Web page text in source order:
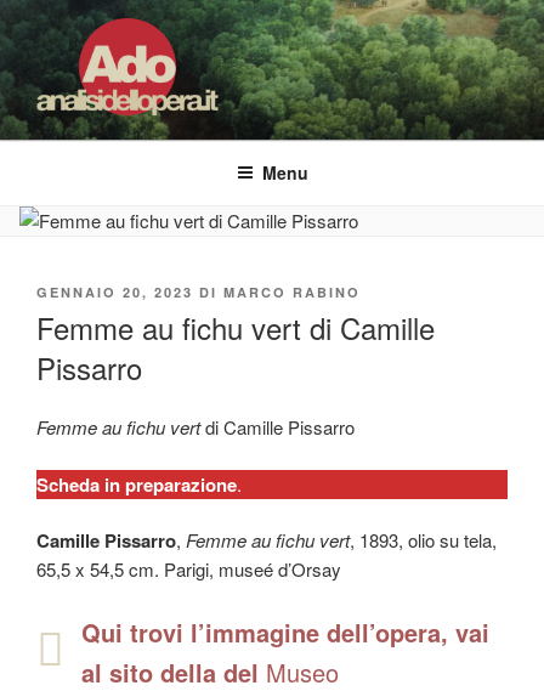
Salta
al
contenuto
ADO ANALISI DELL'OPERA
Osservare le opere d'arte per capirle e imparare ad amarle
Menu
PUBBLICATO
GENNAIO 20, 2023 DI MARCO RABINO
Femme au fichu vert di Camille
Pissarro
Femme au fichu vertdi Camille Pissarro
Scheda in preparazione.
Camille Pissarro, Femme au fichu vert, 1893, olio su tela,
65,5 x 54,5 cm. Parigi, museé d’Orsay
Qui trovi l’immagine dell’opera, vai
al sito della del Museo